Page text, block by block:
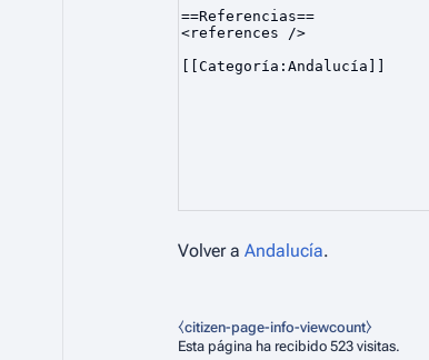
Volver a Andalucía.
⧼citizen-page-info-viewcount⧽
Esta página ha recibido 523 visitas.